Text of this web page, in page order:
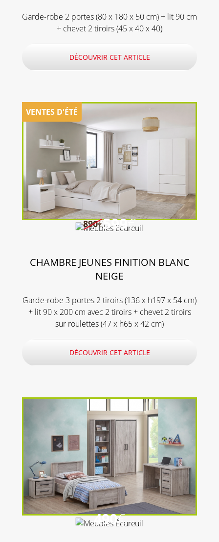
Garde-robe 2 portes (80 x 180 x 50 cm) + lit 90 cm
+ chevet 2 tiroirs (45 x 40 x 40)
DÉCOUVRIR CET ARTICLE
890€599€
CHAMBRE JEUNES FINITION BLANC
NEIGE
Garde-robe 3 portes 2 tiroirs (136 x h197 x 54 cm)
+ lit 90 x 200 cm avec 2 tiroirs + chevet 2 tiroirs
sur roulettes (47 x h65 x 42 cm)
DÉCOUVRIR CET ARTICLE
490€